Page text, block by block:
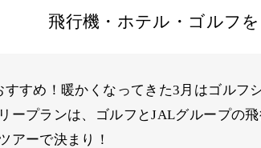
飛行機・ホテル・ゴルフ
すめ！暖かくなってきた3月はゴルフ
ープランは、ゴルフとJALグループの
アーで決まり！